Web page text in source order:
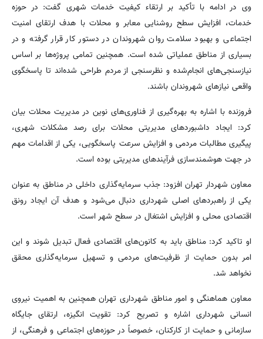
وی در ادامه با تأکید بر ارتقاء کیفیت خدمات شهری گفت: در حوزه
خدمات، افزایش سطح روشنایی معابر و محلات با هدف ارتقای امنیت
اجتماعی و بهبود سلامت روان شهروندان در دستور کار قرار گرفته و در
بسیاری از مناطق عملیاتی شده است. همچنین تمامی پروژه‌ها بر اساس
نیازسنجی‌های انجام‌شده و نظرسنجی از مردم طراحی شده‌اند تا پاسخگوی
واقعی نیازهای شهروندان باشند.
فروزنده با اشاره به بهره‌گیری از فناوری‌های نوین در مدیریت محلات بیان
کرد: ایجاد داشبوردهای مدیریتی محلات برای رصد مشکلات شهری،
پیگیری مطالبات مردمی و افزایش سرعت پاسخگویی، یکی از اقدامات مهم
در جهت هوشمندسازی فرآیندهای مدیریتی بوده است.
معاون شهردار تهران افزود: جذب سرمایه‌گذاری داخلی در مناطق به عنوان
یکی از راهبردهای اصلی شهرداری دنبال می‌شود و هدف آن ایجاد رونق
اقتصادی محلی و افزایش اشتغال در سطح شهر است.
او تاکید کرد: مناطق باید به کانون‌های اقتصادی فعال تبدیل شوند و این
امر بدون حمایت از ظرفیت‌های مردمی و تسهیل سرمایه‌گذاری محقق
نخواهد شد.
معاون هماهنگی و امور مناطق شهرداری تهران همچنین به اهمیت نیروی
انسانی شهرداری اشاره و تصریح کرد: تقویت انگیزه، ارتقای جایگاه
سازمانی و حمایت از کارکنان، خصوصاً در حوزه‌های اجتماعی و فرهنگی، از